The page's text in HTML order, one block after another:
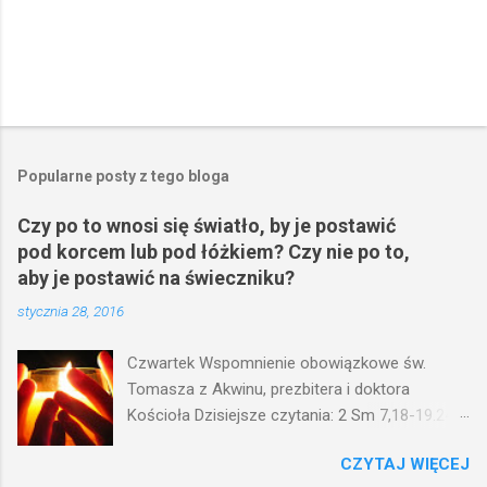
Popularne posty z tego bloga
Czy po to wnosi się światło, by je postawić
pod korcem lub pod łóżkiem? Czy nie po to,
aby je postawić na świeczniku?
stycznia 28, 2016
Czwartek Wspomnienie obowiązkowe św.
Tomasza z Akwinu, prezbitera i doktora
Kościoła Dzisiejsze czytania: 2 Sm 7,18-19.24-
(Mk 4,21-25) Jezus mówił ludowi: Czy po to
CZYTAJ WIĘCEJ